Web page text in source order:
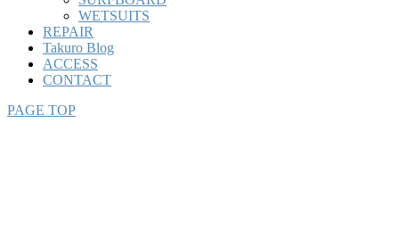
WETSUITS
REPAIR
Takuro Blog
ACCESS
CONTACT
PAGE TOP